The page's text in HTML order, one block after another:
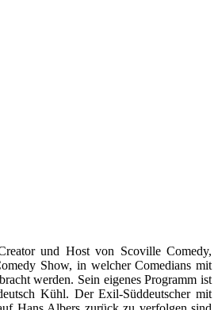
und Host von Scoville Comedy,
Show, in welcher Comedians mit
werden. Sein eigenes Programm ist
Kühl. Der Exil-Süddeutscher mit